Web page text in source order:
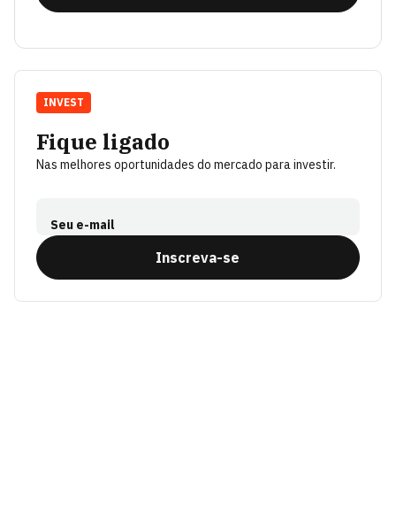
Fique ligado
Nas melhores oportunidades do mercado para investir.
Seu e-mail
Inscreva-se
INVEST